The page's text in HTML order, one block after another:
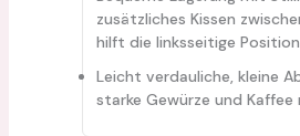
zusätzliches Kissen
hilft die linksseitige Position.
Leicht verdauliche, kleine
starke Gewürze und Kaffee